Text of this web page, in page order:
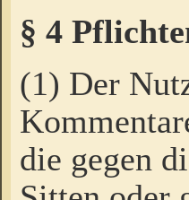
§ 4
(1) Der
die gegen